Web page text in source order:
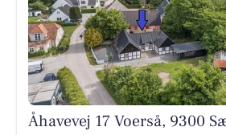
Åhavevej 17 Voerså, 9300